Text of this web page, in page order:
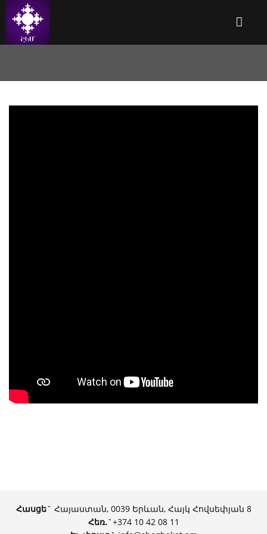
Հասցե` Հայաստան, 0039 Երևան, Հայկ Հովսեփյան 8
Հեռ.`+374 10 42 08 11